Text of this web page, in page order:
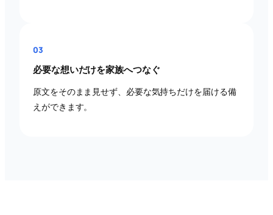
03
必要な想いだけを家族へつなぐ
原文をそのまま見せず、必要な気持ちだけを届ける備
えができます。